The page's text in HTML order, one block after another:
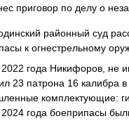
приговор по делу о
районный суд
к огнестрельному
года Никифоров, не
23 патрона 16 калибра
комплектующие:
года боеприпасы